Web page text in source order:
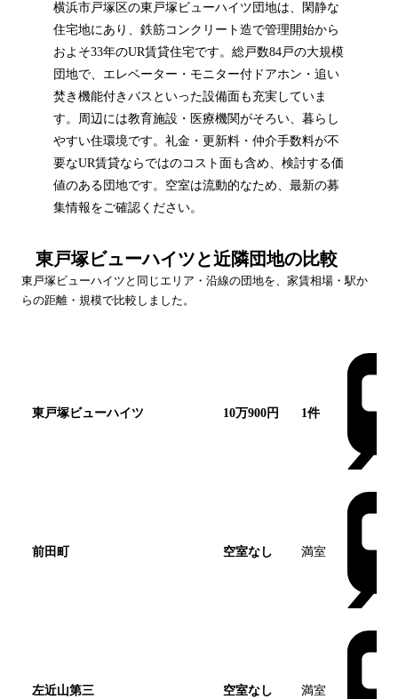
横浜市戸塚区の東戸塚ビューハイツ団地は、閑静な
住宅地にあり、鉄筋コンクリート造で管理開始から
およそ33年のUR賃貸住宅です。総戸数84戸の大規模
団地で、エレベーター・モニター付ドアホン・追い
焚き機能付きバスといった設備面も充実していま
す。周辺には教育施設・医療機関がそろい、暮らし
やすい住環境です。礼金・更新料・仲介手数料が不
要なUR賃貸ならではのコスト面も含め、検討する価
値のある団地です。空室は流動的なため、最新の募
集情報をご確認ください。
東戸塚ビューハイツと近隣団地の比較
東戸塚ビューハイツ と同じエリア・沿線の団地を、家賃相場・駅か
らの距離・規模で比較しました。
東戸塚ビューハイツ 10万900円 1件
前田町 空室なし 満室
左近山第三 空室なし 満室